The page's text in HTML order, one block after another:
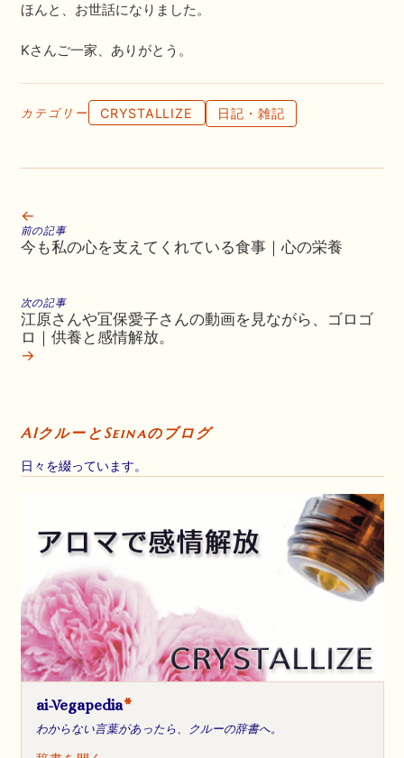
ほんと、お世話になりました。
Kさんご一家、ありがとう。
カテゴリー CRYSTALLIZE 日記・雑記
←
前の記事
今も私の心を支えてくれている食事｜心の栄養
次の記事
江原さんや冝保愛子さんの動画を見ながら、ゴロゴ
ロ｜供養と感情解放。
→
AIクルーとSeinaのブログ
日々を綴っています。
ai-Vegapedia*
わからない言葉があったら、クルーの辞書へ。